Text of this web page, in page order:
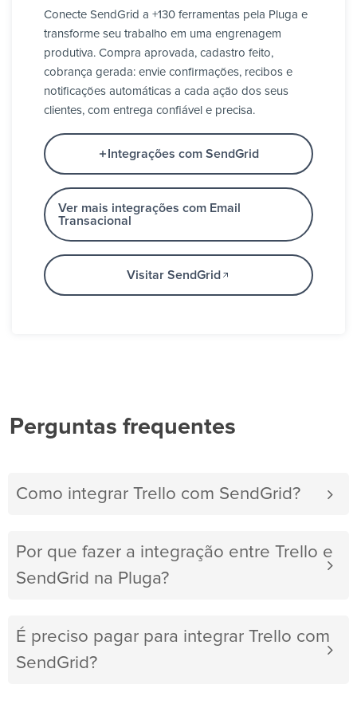
Conecte SendGrid a +130 ferramentas pela Pluga e
transforme seu trabalho em uma engrenagem
produtiva. Compra aprovada, cadastro feito,
cobrança gerada: envie confirmações, recibos e
notificações automáticas a cada ação dos seus
clientes, com entrega confiável e precisa.
Integrações com SendGrid
Ver mais integrações com Email
Transacional
Visitar SendGrid
Perguntas frequentes
Como integrar Trello com SendGrid?
Por que fazer a integração entre Trello e
SendGrid na Pluga?
É preciso pagar para integrar Trello com
SendGrid?